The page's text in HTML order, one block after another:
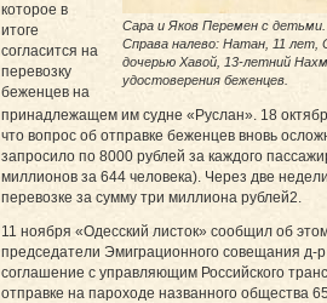
Сара и Яков Перемен с
Справа налево: Натан, 11 лет,
дочерью Хавой, 13-летний
удостоверения беженцев.
которое в
итоге
согласится на
перевозку
беженцев на
принадлежащем им судне «Руслан». 18
что вопрос об отправке беженцев вновь
запросило по 8000 рублей за каждого
миллионов за 644 человека). Через две
перевозке за сумму три миллиона рублей2.
11 ноября «Одесский листок» сообщил об
председатели Эмиграционного совещания д-
соглашение с управляющим Российского
отправке на пароходе названного общества